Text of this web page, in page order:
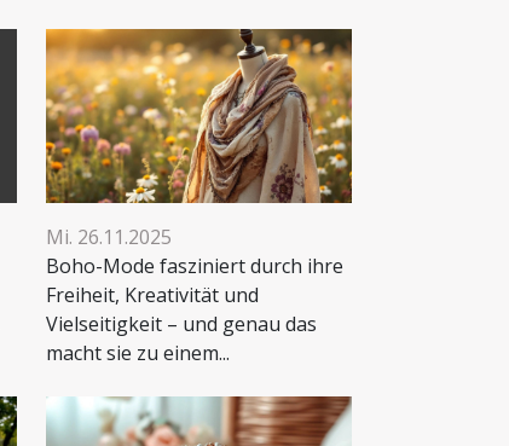
Mi. 26.11.2025
Boho-Mode fasziniert durch ihre
Freiheit, Kreativität und
Vielseitigkeit – und genau das
macht sie zu einem...